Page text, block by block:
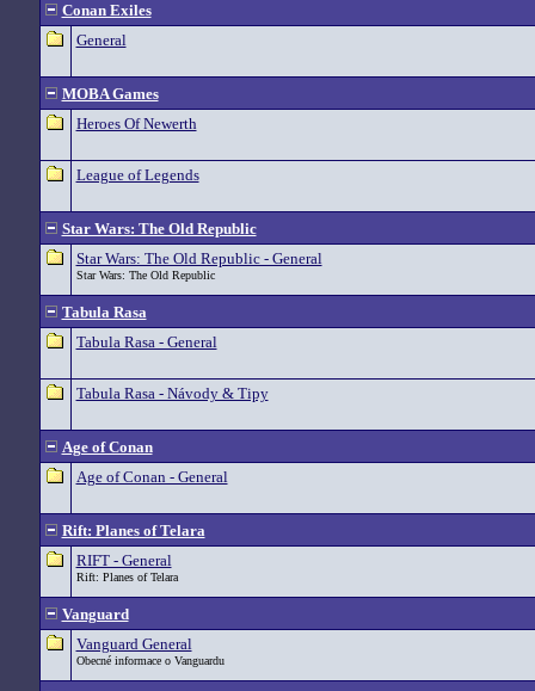
Conan Exiles
General
MOBA Games
Heroes Of Newerth
League of Legends
Star Wars: The Old Republic
Star Wars: The Old Republic - General
Star Wars: The Old Republic
Tabula Rasa
Tabula Rasa - General
Tabula Rasa - Návody & Tipy
Age of Conan
Age of Conan - General
Rift: Planes of Telara
RIFT - General
Rift: Planes of Telara
Vanguard
Vanguard General
Obecné informace o Vanguardu